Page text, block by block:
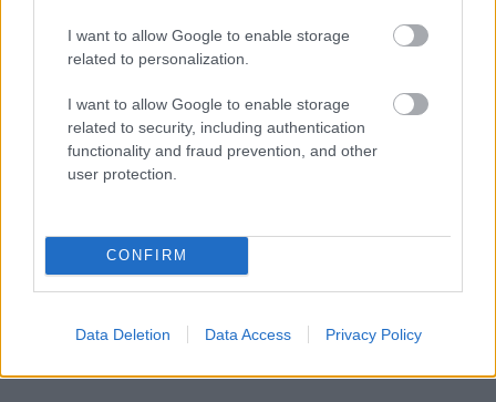
I want to allow Google to enable storage
related to personalization.
I want to allow Google to enable storage
related to security, including authentication
functionality and fraud prevention, and other
user protection.
CONFIRM
Data Deletion Data Access Privacy Policy